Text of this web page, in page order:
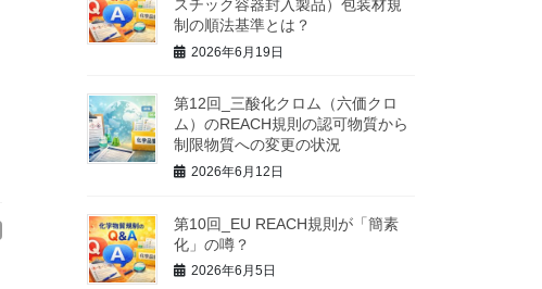
スチック容器封入製品）包装材規
制の順法基準とは？
2026年6月19日
第12回_三酸化クロム（六価クロ
ム）のREACH規則の認可物質から
制限物質への変更の状況
2026年6月12日
第10回_EU REACH規則が「簡素
化」の噂？
2026年6月5日